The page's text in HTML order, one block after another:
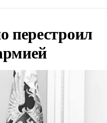
перестроил